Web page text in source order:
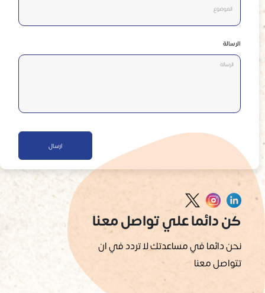
الرسالة
ارسال
كن دائما علي تواصل معنا
نحن دائما في مساعدتك لا تردد في ان
تتواصل معنا